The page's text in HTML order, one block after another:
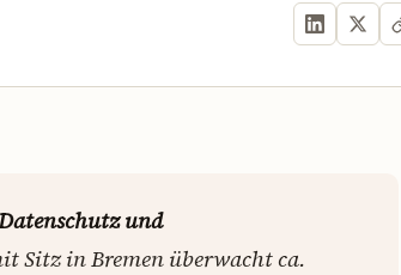
und
Sitz in Bremen überwacht ca.